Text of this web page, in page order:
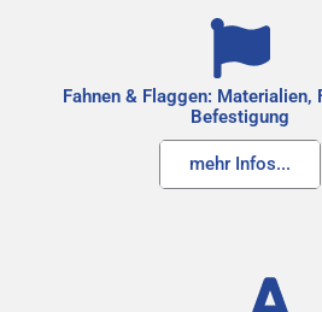
Fahnen & Flaggen: Materialien,
Befestigung
mehr Infos...